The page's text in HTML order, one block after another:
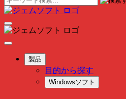
製品
目的から探す
Windowsソフト